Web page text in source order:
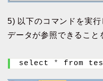
5) 以下のコマンドを実
データが参照できること
select * from